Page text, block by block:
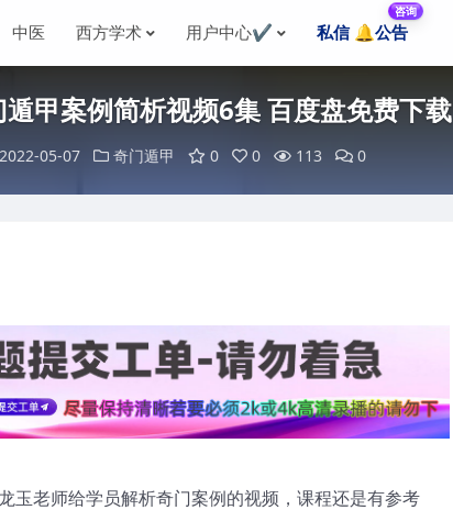
中医 西方学术 用户中心✔️ 私信 🔔公告
咨询
甲案例简析视频6集 百度盘免费下载
2022-05-07 奇门遁甲 0 0 113 0
玉老师给学员解析奇门案例的视频，课程还是有参考